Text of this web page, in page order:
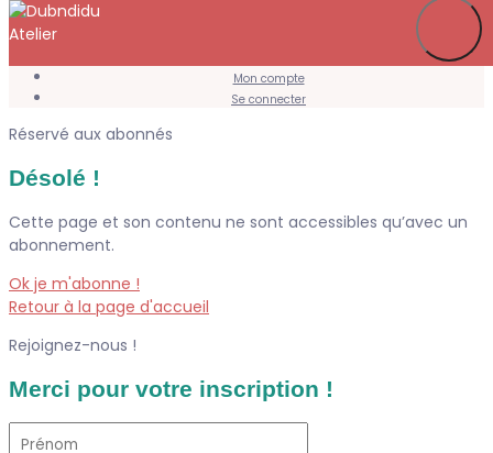
Mon compte
Se connecter
Réservé aux abonnés
Désolé !
Cette page et son contenu ne sont accessibles qu’avec un
abonnement.
Ok je m'abonne !
Retour à la page d'accueil
Rejoignez-nous !
Merci pour votre inscription !